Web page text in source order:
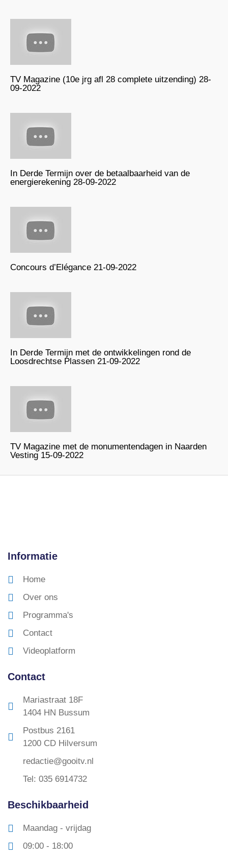
TV Magazine (10e jrg afl 28 complete uitzending) 28-
09-2022
In Derde Termijn over de betaalbaarheid van de
energierekening 28-09-2022
Concours d’Elégance 21-09-2022
In Derde Termijn met de ontwikkelingen rond de
Loosdrechtse Plassen 21-09-2022
TV Magazine met de monumentendagen in Naarden
Vesting 15-09-2022
Informatie
Home
Over ons
Programma's
Contact
Videoplatform
Contact
Mariastraat 18F
1404 HN Bussum
Postbus 2161
1200 CD Hilversum
redactie@gooitv.nl
Tel: 035 6914732
Beschikbaarheid
Maandag - vrijdag
09:00 - 18:00